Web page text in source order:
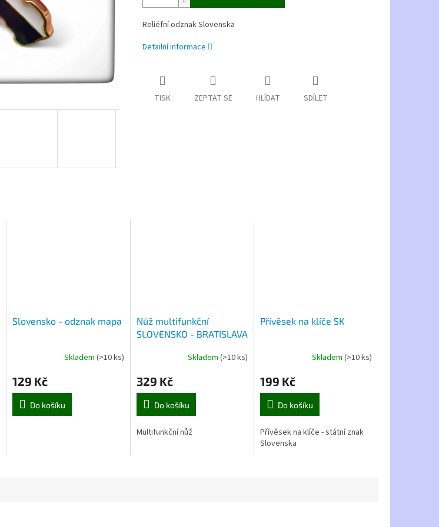
Reliéfní odznak Slovenska
Detailní informace
TISK ZEPTAT SE HLÍDAT SDÍLET
Slovensko - odznak mapa
Skladem (>10 ks)
129 Kč
Do košíku
Nůž multifunkční
SLOVENSKO - BRATISLAVA
Skladem(>10 ks)
329 Kč
Do košíku
Multifunkční nůž
Přívěsek na klíče SK
Skladem (>10 ks)
199 Kč
Do košíku
Přívěsek na klíče - státní znak
Slovenska